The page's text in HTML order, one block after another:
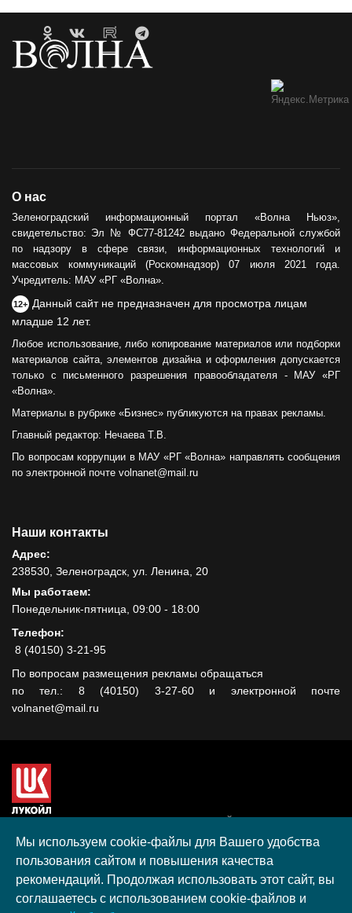
О нас
Зеленоградский информационный портал «Волна Ньюз»,
свидетельство: Эл № ФС77-81242 выдано Федеральной службой
по надзору в сфере связи, информационных технологий и
массовых коммуникаций (Роскомнадзор) 07 июля 2021 года.
Учредитель: МАУ «РГ «Волна».
12+ Данный сайт не предназначен для просмотра лицам
младше 12 лет.
Любое использование, либо копирование материалов или подборки
материалов сайта, элементов дизайна и оформления допускается
только с письменного разрешения правообладателя - МАУ «РГ
«Волна».
Материалы в рубрике «Бизнес» публикуются на правах рекламы.
Главный редактор: Нечаева Т.В.
По вопросам коррупции в МАУ «РГ «Волна» направлять сообщения
по электронной почте volnanet@mail.ru
Наши контакты
Адрес:
238530, Зеленоградск, ул. Ленина, 20
Мы работаем:
Понедельник-пятница, 09:00 - 18:00
Телефон:
8 (40150) 3-21-95
По вопросам размещения рекламы обращаться
по тел.: 8 (40150) 3-27-60 и электронной почте
volnanet@mail.ru
гранта, полученного в рамках XIII Конкурса социальных и
культурных проектов ПАО "ЛУКОЙЛ" на территории
Калининградской области в 2020 году
Согласие на обработку персональных данных
Разработка, поддержка и продвижение S-Media group
Мы используем cookie-файлы для Вашего удобства
пользования сайтом и повышения качества
рекомендаций. Продолжая использовать этот сайт, вы
соглашаетесь с использованием cookie-файлов и